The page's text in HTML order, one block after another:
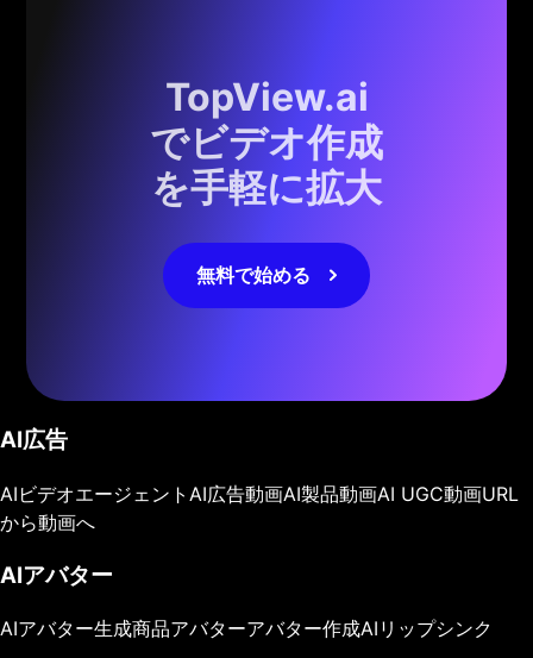
TopView.ai
でビデオ作成
を手軽に拡大
無料で始める
AI広告
AIビデオエージェント AI広告動画AI製品動画AI UGC動画URL
から動画へ
AIアバター
AIアバター生成商品アバターアバター作成AIリップシンク